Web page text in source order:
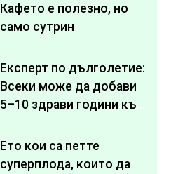
Кафето е полезно, но
само сутрин
Експерт по дълголетие:
Всеки може да добави
5–10 здрави години към
Ето кои са петте
суперплода, които да